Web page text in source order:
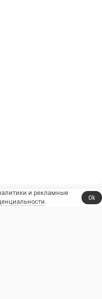
и стендап.
и рекламные
.
Ok